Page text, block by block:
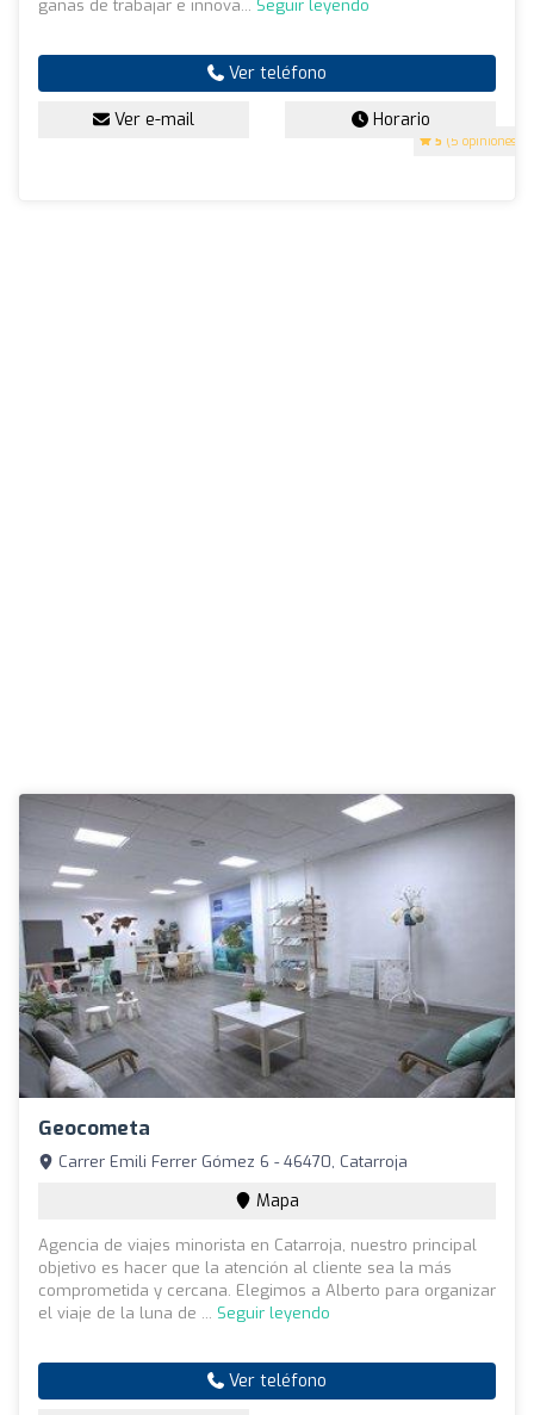
5 (5 opiniones)
ganas de trabajar e innova... Seguir leyendo
Ver teléfono
Ver e-mail Horario
Geocometa
Carrer Emili Ferrer Gómez 6 - 46470, Catarroja
Mapa
Agencia de viajes minorista en Catarroja, nuestro principal
objetivo es hacer que la atención al cliente sea la más
comprometida y cercana. Elegimos a Alberto para organizar
el viaje de la luna de ... Seguir leyendo
Ver teléfono